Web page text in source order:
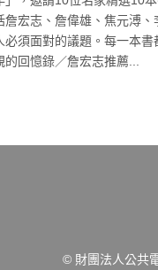
宏志、詹偉雄、焦元溥
須面對的議題。每一本
回憶錄／詹宏志推薦...
© 財團法人公共